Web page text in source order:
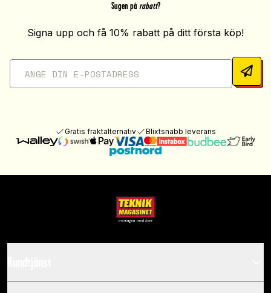
Sugen på rabatt?
Signa upp och få 10% rabatt på ditt första köp!
Gratis fraktalternativ Blixtsnabb leverans